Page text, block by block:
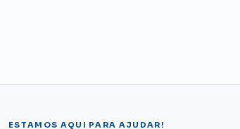
ESTAMOS AQUI PARA AJUDAR!